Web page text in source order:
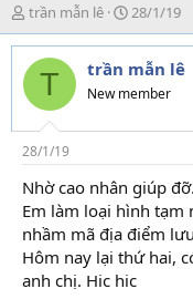
T
h
r
e
d
s
t
a
r
t
e
r
trần mẫn lê
N
g
à
y
g
i
28/1/19
T trần mẫn lê
New member
28/1/19
Nhờ cao nhân giúp đỡ.
Em làm loại hình tạm
nhầm mã địa điểm
Hôm nay lại thứ hai,
anh chị. Hic hic